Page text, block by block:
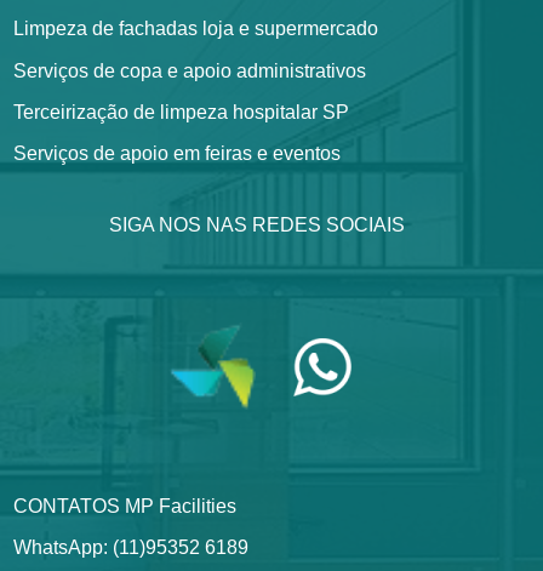
Limpeza de fachadas loja e supermercado
Serviços de copa e apoio administrativos
Terceirização de limpeza hospitalar SP
Serviços de apoio em feiras e eventos
SIGA NOS NAS REDES SOCIAIS
CONTATOS MP Facilities
WhatsApp: (11)95352 6189